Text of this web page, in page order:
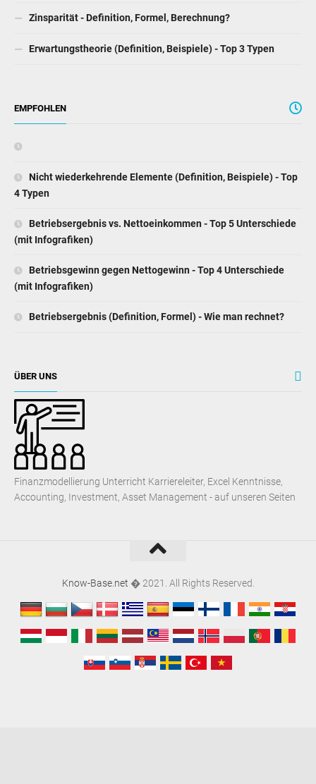
Zinsparität - Definition, Formel, Berechnung?
Erwartungstheorie (Definition, Beispiele) - Top 3 Typen
EMPFOHLEN
Nicht wiederkehrende Elemente (Definition, Beispiele) - Top
4 Typen
Betriebsergebnis vs. Nettoeinkommen - Top 5 Unterschiede
(mit Infografiken)
Betriebsgewinn gegen Nettogewinn - Top 4 Unterschiede
(mit Infografiken)
Betriebsergebnis (Definition, Formel) - Wie man rechnet?
ÜBER UNS
Finanzmodellierung Unterricht Karriereleiter, Excel Kenntnisse,
Accounting, Investment, Asset Management - auf unseren Seiten
Know-Base.net � 2021. All Rights Reserved.